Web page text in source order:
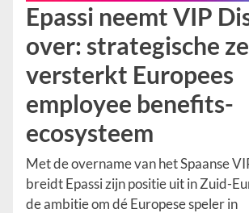
Epassi neemt VIP
over: strategische
versterkt Europees
employee benefits-
ecosysteem
Met de overname van het Spaanse
breidt Epassi zijn positie uit in Zuid-
de ambitie om dé Europese speler in